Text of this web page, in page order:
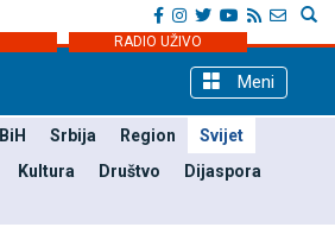
RADIO UŽIVO
Meni
BiH Srbija Region
Svijet
Kultura Društvo
Dijaspora